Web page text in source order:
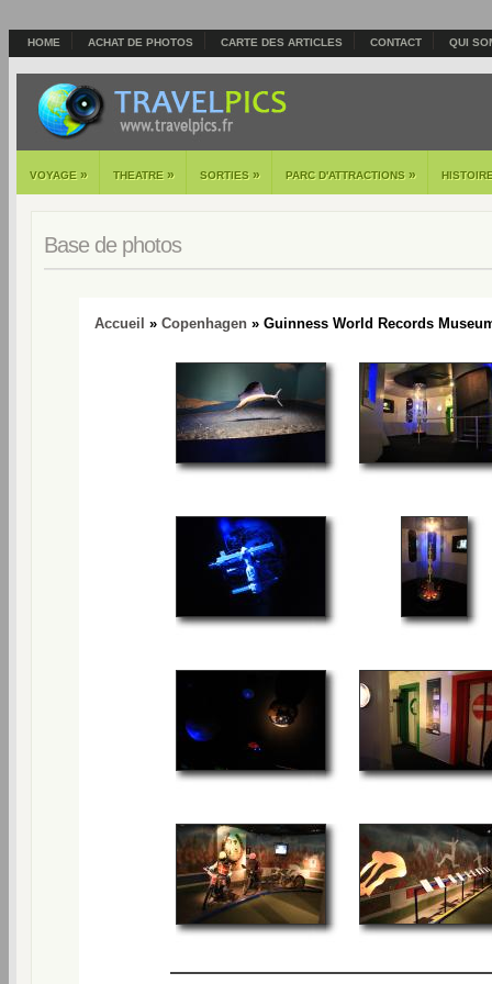
HOME ACHAT DE PHOTOS CARTE DES ARTICLES CONTACT QUI
VOYAGE » THEATRE » SORTIES » PARC D'ATTRACTIONS »
Base de photos
Accueil » Copenhagen » Guinness World Records